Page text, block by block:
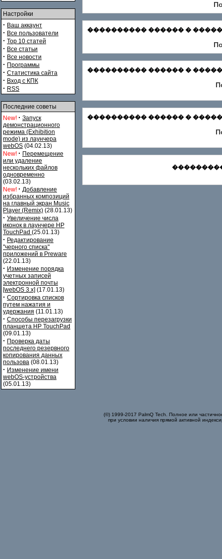
Настройки
· Ваш аккаунт
· Все пользователи
· Top 10 статей
· Все статьи
· Все новости
· Программы
· Статистика сайта
· Вход с КПК
· RSS
Последние советы
New! · Запуск
демонстрационного
режима (Exhibition
mode) из лаунчера
webOS (04.02.13)
New! · Перемещение
или удаление
нескольких файлов
одновременно
(03.02.13)
New! · Добавление
избранных композиций
на главный экран Music
Player (Remix) (28.01.13)
· Увеличение числа
иконок в лаунчере HP
TouchPad (25.01.13)
· Редактирование
"черного списка"
приложений в Preware
(22.01.13)
· Изменение порядка
учетных записей
электронной почты
[webOS 3.x] (17.01.13)
· Сортировка списков
путем нажатия и
удержания (11.01.13)
· Способы перезагрузки
планшета HP TouchPad
(09.01.13)
· Проверка даты
последнего резервного
копирования данных
пользова (08.01.13)
· Изменение имени
webOS-устройства
(05.01.13)
���������� ������ � �������
���������� ������ � �������
���������� ������ �
(©) 1999-2017 PalmQ Tech. Полное или
при условии наличия прямой активной